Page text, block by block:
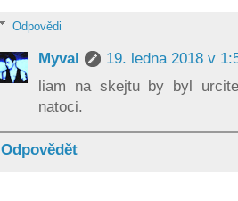
Odpovědi
Myval
19. ledna 2018 v
liam na skejtu by byl
natoci.
Odpovědět